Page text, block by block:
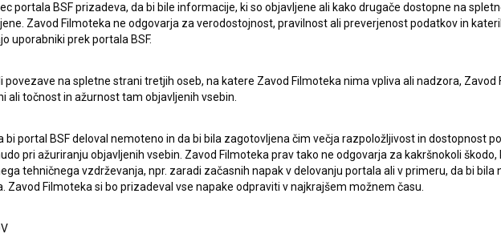
stopite v stik z uredništvom Baze slovenskih filmov. Veseli bomo vaših odzivov.
portala BSF prizadeva, da bi bile informacije, ki so objavljene ali kako drugače dostopne na
Zavod Filmoteka ne odgovarja za verodostojnost, pravilnost ali preverjenost podatkov in
uporabniki prek portala BSF.
povezave na spletne strani tretjih oseb, na katere Zavod Filmoteka nima vpliva ali nadzora, Zavod
ali točnost in ažurnost tam objavljenih vsebin.
bi portal BSF deloval nemoteno in da bi bila zagotovljena čim večja razpoložljivost in dostopnost
pri ažuriranju objavljenih vsebin. Zavod Filmoteka prav tako ne odgovarja za kakršnokoli škodo,
tehničnega vzdrževanja, npr. zaradi začasnih napak v delovanju portala ali v primeru, da bi bila
Zavod Filmoteka si bo prizadeval vse napake odpraviti v najkrajšem možnem času.